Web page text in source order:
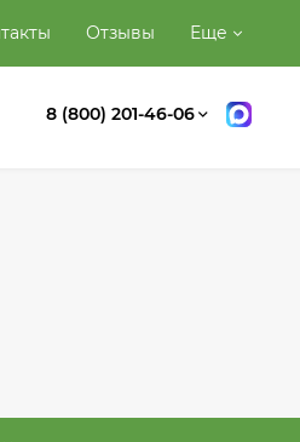
Отзывы Еще
8 (800) 201-46-06